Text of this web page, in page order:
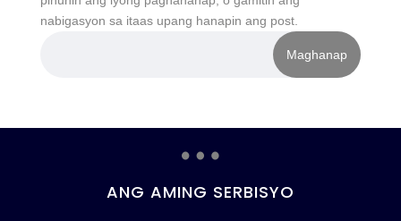
nabigasyon sa itaas upang hanapin ang post.
…
ANG AMING SERBISYO